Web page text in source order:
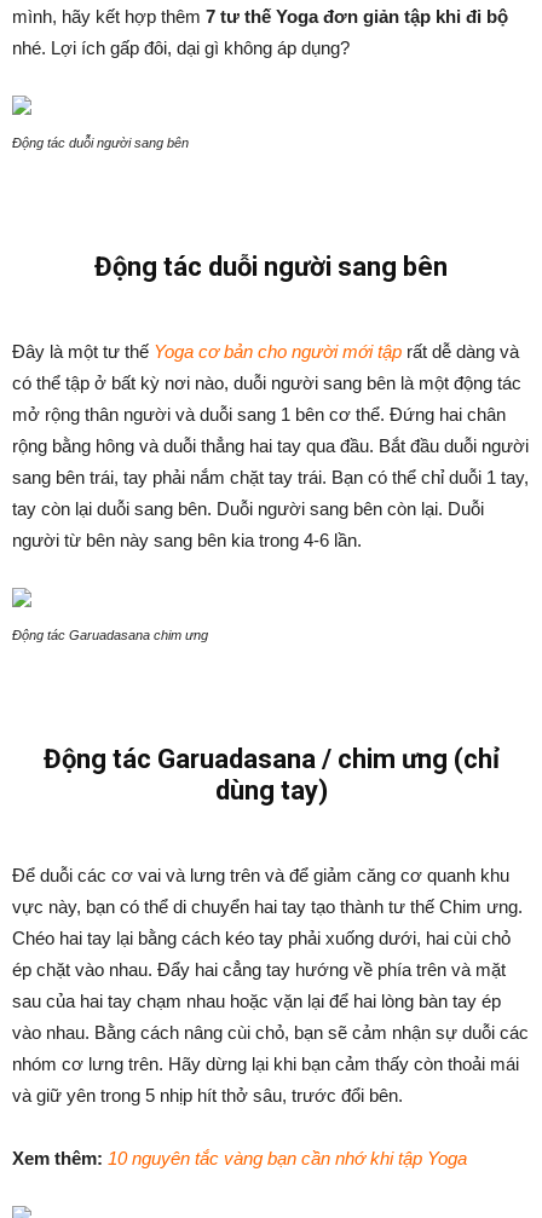
mình, hãy kết hợp thêm 7 tư thế Yoga đơn giản tập khi đi bộ
nhé. Lợi ích gấp đôi, dại gì không áp dụng?
Động tác duỗi người sang bên
Động tác duỗi người sang bên
Đây là một tư thế Yoga cơ bản cho người mới tập rất dễ dàng và
có thể tập ở bất kỳ nơi nào, duỗi người sang bên là một động tác
mở rộng thân người và duỗi sang 1 bên cơ thể. Đứng hai chân
rộng bằng hông và duỗi thẳng hai tay qua đầu. Bắt đầu duỗi người
sang bên trái, tay phải nắm chặt tay trái. Bạn có thể chỉ duỗi 1 tay,
tay còn lại duỗi sang bên. Duỗi người sang bên còn lại. Duỗi
người từ bên này sang bên kia trong 4-6 lần.
Động tác Garuadasana chim ưng
Động tác Garuadasana / chim ưng (chỉ
dùng tay)
Để duỗi các cơ vai và lưng trên và để giảm căng cơ quanh khu
vực này, bạn có thể di chuyển hai tay tạo thành tư thế Chim ưng.
Chéo hai tay lại bằng cách kéo tay phải xuống dưới, hai cùi chỏ
ép chặt vào nhau. Đẩy hai cẳng tay hướng về phía trên và mặt
sau của hai tay chạm nhau hoặc vặn lại để hai lòng bàn tay ép
vào nhau. Bằng cách nâng cùi chỏ, bạn sẽ cảm nhận sự duỗi các
nhóm cơ lưng trên. Hãy dừng lại khi bạn cảm thấy còn thoải mái
và giữ yên trong 5 nhịp hít thở sâu, trước đổi bên.
Xem thêm: 10 nguyên tắc vàng bạn cần nhớ khi tập Yoga